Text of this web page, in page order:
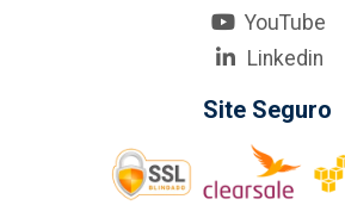
YouTube
Linkedin
Site Seguro